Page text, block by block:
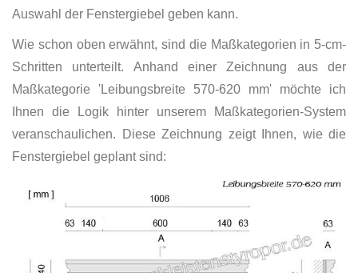
Auswahl der Fenstergiebel geben kann.
Wie schon oben erwähnt, sind die Maßkategorien in 5-cm-
Schritten unterteilt. Anhand einer Zeichnung aus der
Maßkategorie 'Leibungsbreite 570-620 mm' möchte ich
Ihnen die Logik hinter unserem Maßkategorien-System
veranschaulichen. Diese Zeichnung zeigt Ihnen, wie die
Fenstergiebel geplant sind: